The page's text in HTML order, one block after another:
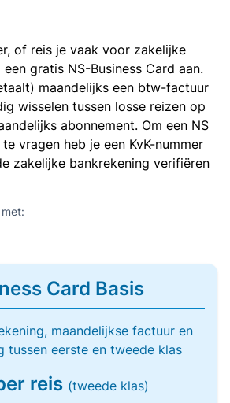
of reis je vaak voor zakelijke
gratis NS-Business Card aan.
maandelijks een btw-factuur
wisselen tussen losse reizen op
abonnement. Om een NS
vragen heb je een KvK-nummer
zakelijke bankrekening verifiëren
Card Basis
maandelijkse factuur en
tussen eerste en tweede klas
reis (tweede klas)